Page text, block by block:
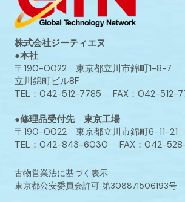
株式会社ジーティエヌ
●本社
〒190-0022 東京都立川市錦町1-8-7
立川錦町ビル8F
TEL：042-512-7785 FAX：042-512-
●修理品受付先 東京工場
〒190-0022 東京都立川市錦町6-11-21
TEL：042-843-6030 FAX：042-
古物営業法に基づく表示
東京都公安委員会許可 第308871506193号